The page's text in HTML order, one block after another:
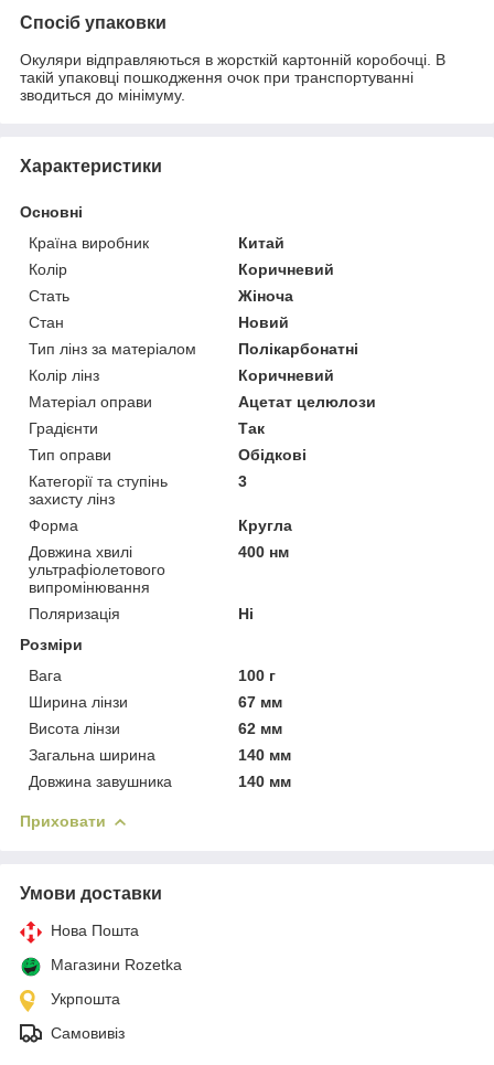
Спосіб упаковки
Окуляри відправляються в жорсткій картонній коробочці. В
такій упаковці пошкодження очок при транспортуванні
зводиться до мінімуму.
Характеристики
Основні
Країна виробник
Китай
Колір
Коричневий
Стать
Жіноча
Стан
Новий
Тип лінз за матеріалом
Полікарбонатні
Колір лінз
Коричневий
Матеріал оправи
Ацетат целюлози
Градієнти
Так
Тип оправи
Обідкові
Категорії та ступінь
захисту лінз
3
Форма
Кругла
Довжина хвилі
ультрафіолетового
випромінювання
400 нм
Поляризація
Ні
Розміри
Вага
100 г
Ширина лінзи
67 мм
Висота лінзи
62 мм
Загальна ширина
140 мм
Довжина завушника
140 мм
Приховати
Умови доставки
Нова Пошта
Магазини Rozetka
Укрпошта
Самовивіз